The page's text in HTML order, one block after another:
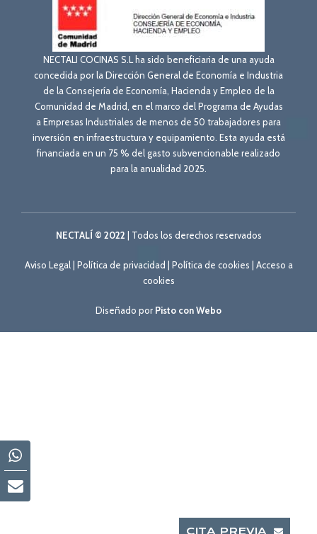
CITA PREVIA
NECTALI COCINAS S.L ha sido beneficiaria de una ayuda
concedida por la Dirección General de Economía e Industria
de la Consejería de Economía, Hacienda y Empleo de la
Comunidad de Madrid, en el marco del Programa de Ayudas
a Empresas Industriales de menos de 50 trabajadores para
inversión en infraestructura y equipamiento. Esta ayuda está
financiada en un 75 % del gasto subvencionable realizado
para la anualidad 2025.
NECTALÍ © 2022 | Todos los derechos reservados
Aviso Legal| Política de privacidad Política de cookies
Acceso a
cookies
Diseñado por Pisto con Webo